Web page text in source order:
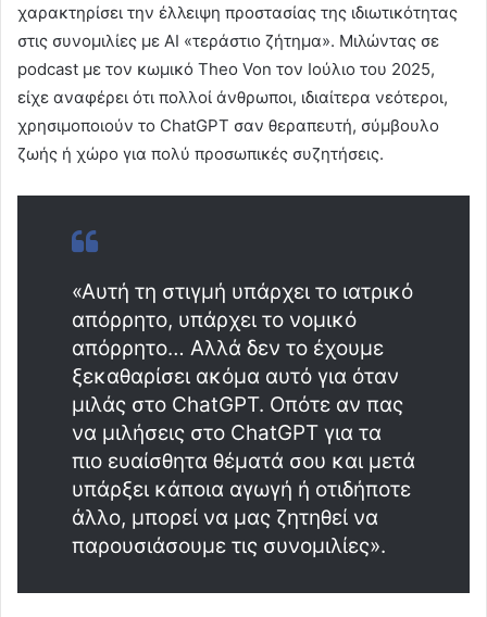
χαρακτηρίσει την έλλειψη προστασίας της ιδιωτικότητας
στις συνομιλίες με AI «τεράστιο ζήτημα». Μιλώντας σε
podcast με τον κωμικό Theo Von τον Ιούλιο του 2025,
είχε αναφέρει ότι πολλοί άνθρωποι, ιδιαίτερα νεότεροι,
χρησιμοποιούν το ChatGPT σαν θεραπευτή, σύμβουλο
ζωής ή χώρο για πολύ προσωπικές συζητήσεις.
«Αυτή τη στιγμή υπάρχει το ιατρικό
απόρρητο, υπάρχει το νομικό
απόρρητο… Αλλά δεν το έχουμε
ξεκαθαρίσει ακόμα αυτό για όταν
μιλάς στο ChatGPT. Οπότε αν πας
να μιλήσεις στο ChatGPT για τα
πιο ευαίσθητα θέματά σου και μετά
υπάρξει κάποια αγωγή ή οτιδήποτε
άλλο, μπορεί να μας ζητηθεί να
παρουσιάσουμε τις συνομιλίες».